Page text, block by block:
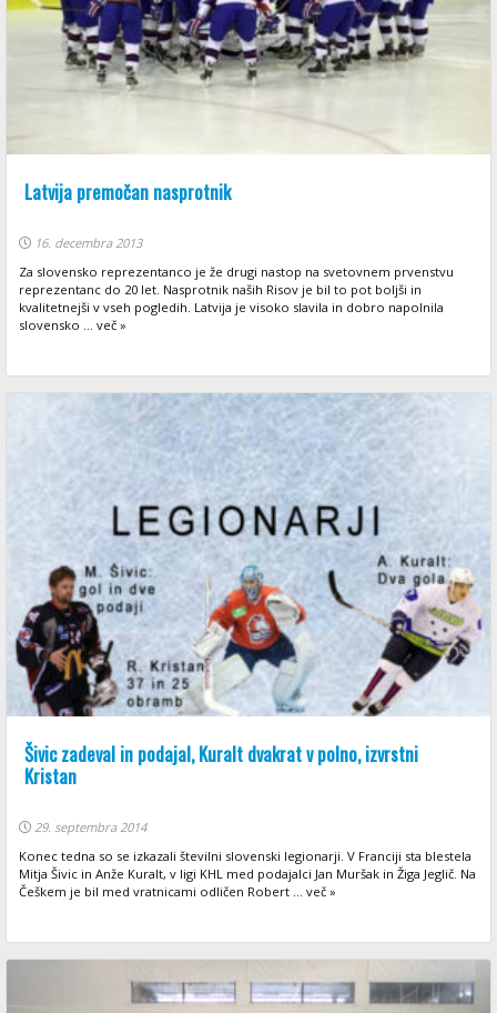
Latvija premočan nasprotnik
16. decembra 2013
Za slovensko reprezentanco je že drugi nastop na svetovnem prvenstvu
reprezentanc do 20 let. Nasprotnik naših Risov je bil to pot boljši in
kvalitetnejši v vseh pogledih. Latvija je visoko slavila in dobro napolnila
slovensko ... več »
Šivic zadeval in podajal, Kuralt dvakrat v polno, izvrstni
Kristan
29. septembra 2014
Konec tedna so se izkazali številni slovenski legionarji. V Franciji sta blestela
Mitja Šivic in Anže Kuralt, v ligi KHL med podajalci Jan Muršak in Žiga Jeglič. Na
Češkem je bil med vratnicami odličen Robert ... več »